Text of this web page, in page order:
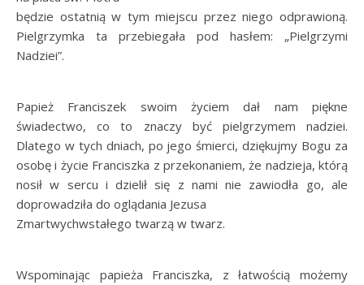
będzie ostatnią w tym miejscu przez niego odprawioną.
Pielgrzymka ta przebiegała pod hasłem: „Pielgrzymi
Nadziei”.
Papież Franciszek swoim życiem dał nam piękne
świadectwo, co to znaczy być pielgrzymem nadziei.
Dlatego w tych dniach, po jego śmierci, dziękujmy Bogu za
osobę i życie Franciszka z przekonaniem, że nadzieja, którą
nosił w sercu i dzielił się z nami nie zawiodła go, ale
doprowadziła do oglądania Jezusa
Zmartwychwstałego twarzą w twarz.
Wspominając papieża Franciszka, z łatwością możemy